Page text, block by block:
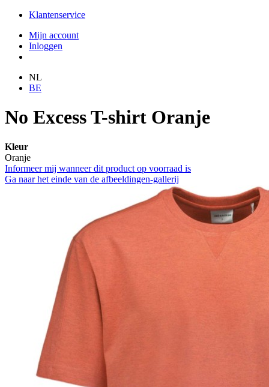
Klantenservice
Mijn account
Inloggen
NL
BE
No Excess T-shirt Oranje
Kleur
Oranje
Informeer mij wanneer dit product op voorraad is
Ga naar het einde van de afbeeldingen-gallerij